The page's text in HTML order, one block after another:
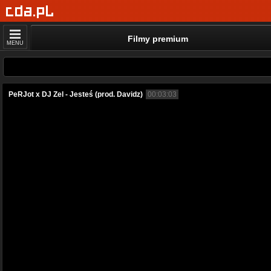
MENU Filmy premium
PeRJot x DJ Zel - Jesteś (prod. Davidz) 00:03:03